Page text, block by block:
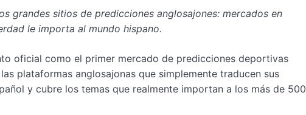
grandes sitios de predicciones anglosajones: mercados en
le importa al mundo hispano.
oficial como el primer mercado de predicciones deportivas
plataformas anglosajonas que simplemente traducen sus
y cubre los temas que realmente importan a los más de 500